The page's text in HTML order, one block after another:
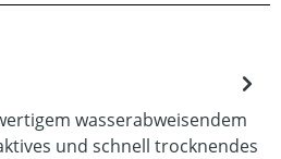
wasserabweisendem
und schnell trocknendes